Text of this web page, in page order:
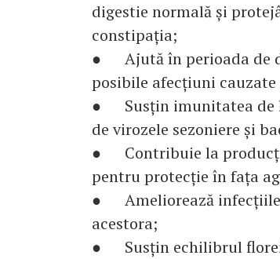
digestie normală și
constipația;
● Ajută în perioada de
posibile afecțiuni
● Susțin imunitatea de
de virozele sezoniere și
● Contribuie la
pentru protecție în fața
● Ameliorează infecțiile
acestora;
● Susțin echilibrul florei